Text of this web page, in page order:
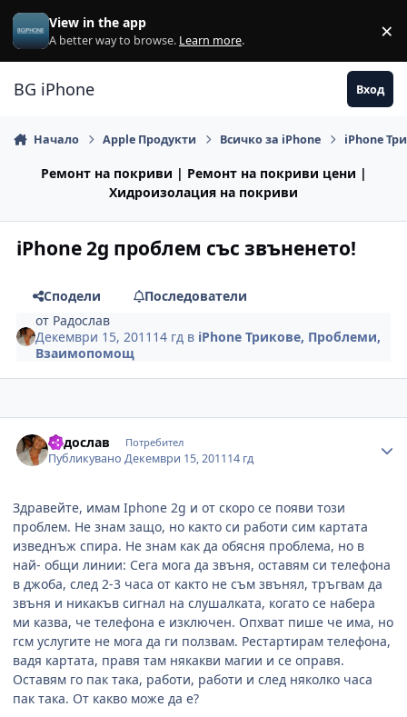
Премини към съдържанието
View in the app
A better way to browse. Learn more. ×
BG iPhone Вход
Начало Apple Продукти Всичко за iPhone iPhone
Ремонт на покриви | Ремонт на покриви цени |
Хидроизолация на покриви
iPhone 2g проблем със звъненето!
Сподели
Последователи
от Радослав
Декември 15, 2011 14 гд в iPhone Трикове, Проблеми,
Взаимопомощ
Радослав Потребител
ПубликуваноДекември 15, 201114 гд
Здравейте, имам Iphone 2g и от скоро се появи този
проблем. Не знам защо, но както си работи сим картата
изведнъж спира. Не знам как да обясня проблема, но в
най- общи линии: Сега мога да звъня, оставям си телефона
в джоба, след 2-3 часа от както не съм звънял, тръгвам да
звъня и никакъв сигнал на слушалката, когато се набера
ми казва, че телефона е изключен. Опхват пише че има, но
гсм услугите не мога да ги ползвам. Рестартирам телефона,
вадя картата, правя там някакви магии и се оправя.
Оставям го пак така, работи, работи и след няколко часа
пак така. От какво може да е?